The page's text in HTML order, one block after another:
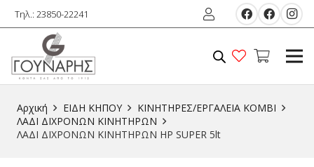
Τηλ.: 23850-22241
Αρχική ΕΙΔΗ ΚΗΠΟΥ
ΚΙΝΗΤΗΡΕΣ/ΕΡΓΑΛΕΙΑ KOMBI
ΛΑΔΙ ΔΙΧΡΟΝΩΝ ΚΙΝΗΤΗΡΩΝ
ΛΑΔΙ ΔΙΧΡΟΝΩΝ ΚΙΝΗΤΗΡΩΝ HP SUPER 5lt